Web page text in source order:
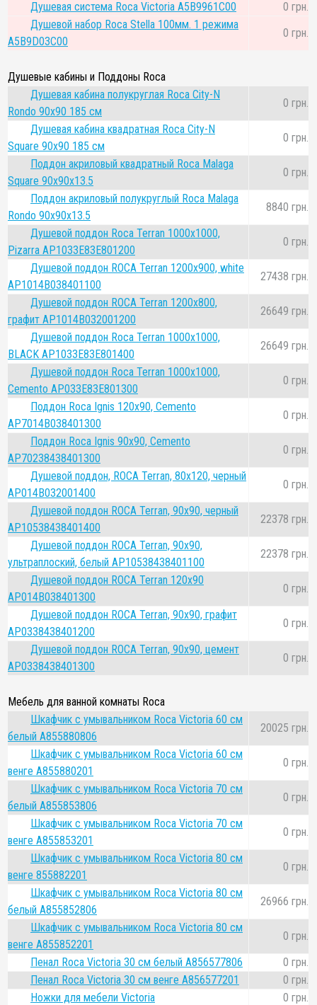
Душевая система Roca Victoria A5B9961C00
0 грн.
Душевой набор Roca Stella 100мм. 1 режима
A5B9D03C00
0 грн.
Душевые кабины и Поддоны Roca
Душевая кабина полукруглая Roca City-N
Rondo 90x90 185 см
0 грн.
Душевая кабина квадратная Roca City-N
Square 90x90 185 см
0 грн.
Поддон акриловый квадратный Roca Malaga
Square 90x90x13.5
0 грн.
Поддон акриловый полукруглый Roca Malaga
Rondo 90x90x13.5
8840 грн.
Душевой поддон Roca Terran 1000х1000,
Pizarra AP1033E83E801200
0 грн.
Душевой поддон ROCA Terran 1200х900, white
AP1014B038401100
27438 грн.
Душевой поддон ROCA Terran 1200х800,
графит AP1014B032001200
26649 грн.
Душевой поддон Roca Terran 1000х1000,
BLACK AP1033E83E801400
26649 грн.
Душевой поддон Roca Terran 1000х1000,
Cemento AP033E83E801300
0 грн.
Поддон Roca Ignis 120x90, Cemento
AP7014B038401300
0 грн.
Поддон Roca Ignis 90x90, Cemento
AP70238438401300
0 грн.
Душевой поддон, ROCA Terran, 80х120, черный
AP014B032001400
0 грн.
Душевой поддон ROCA Terran, 90х90, черный
AP10538438401400
22378 грн.
Душевой поддон ROCA Terran, 90х90,
ультраплоский, белый AP10538438401100
22378 грн.
Душевой поддон ROCA Terran 120х90
AP014B038401300
0 грн.
Душевой поддон ROCA Terran, 90х90, графит
AP0338438401200
0 грн.
Душевой поддон ROCA Terran, 90х90, цемент
AP0338438401300
0 грн.
Мебель для ванной комнаты Roca
Шкафчик с умывальником Roca Victoria 60 см
белый A855880806
20025 грн.
Шкафчик с умывальником Roca Victoria 60 см
венге A855880201
0 грн.
Шкафчик с умывальником Roca Victoria 70 см
белый A855853806
0 грн.
Шкафчик с умывальником Roca Victoria 70 см
венге A855853201
0 грн.
Шкафчик с умывальником Roca Victoria 80 см
венге 855882201
0 грн.
Шкафчик с умывальником Roca Victoria 80 см
белый A855852806
26966 грн.
Шкафчик с умывальником Roca Victoria 80 см
венге A855852201
0 грн.
Пенал Roca Victoria 30 см белый A856577806
0 грн.
Пенал Roca Victoria 30 см венге A856577201
0 грн.
Ножки для мебели Victoria
0 грн.